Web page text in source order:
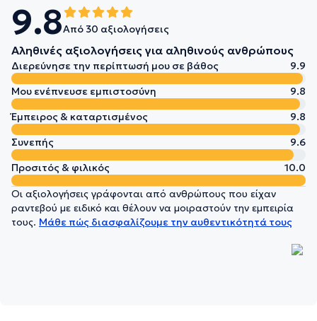
9.8Από 30 αξιολογήσεις
Αληθινές αξιολογήσεις για αληθινούς ανθρώπους
Διερεύνησε την περίπτωσή μου σε βάθος
9.9
Μου ενέπνευσε εμπιστοσύνη
9.8
Έμπειρος & καταρτισμένος
9.8
Συνεπής
9.6
Προσιτός & φιλικός
10.0
Οι αξιολογήσεις γράφονται από ανθρώπους που είχαν
ραντεβού με ειδικό και θέλουν να μοιραστούν την εμπειρία
τους. Μάθε πώς διασφαλίζουμε την αυθεντικότητά τους